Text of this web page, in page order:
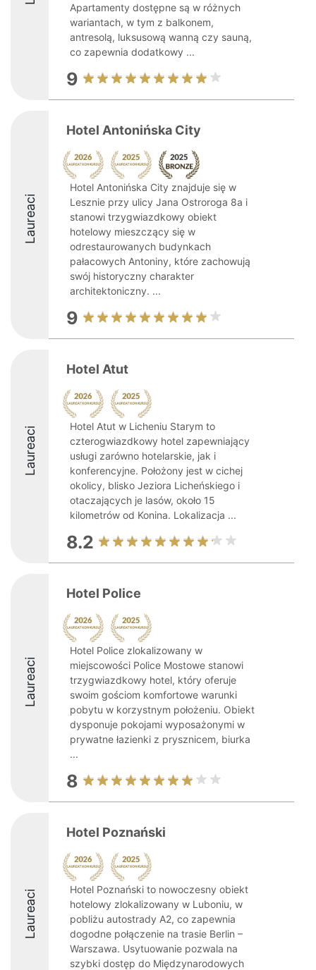
Apartamenty dostępne są w różnych
wariantach, w tym z balkonem,
antresolą, luksusową wanną czy sauną,
co zapewnia dodatkowy ...
9
Laureaci
Hotel Antonińska City
Hotel Antonińska City znajduje się w
Lesznie przy ulicy Jana Ostroroga 8a i
stanowi trzygwiazdkowy obiekt
hotelowy mieszczący się w
odrestaurowanych budynkach
pałacowych Antoniny, które zachowują
swój historyczny charakter
architektoniczny. ...
9
Laureaci
Hotel Atut
Hotel Atut w Licheniu Starym to
czterogwiazdkowy hotel zapewniający
usługi zarówno hotelarskie, jak i
konferencyjne. Położony jest w cichej
okolicy, blisko Jeziora Licheńskiego i
otaczających je lasów, około 15
kilometrów od Konina. Lokalizacja ...
8.2
Laureaci
Hotel Police
Hotel Police zlokalizowany w
miejscowości Police Mostowe stanowi
trzygwiazdkowy hotel, który oferuje
swoim gościom komfortowe warunki
pobytu w korzystnym położeniu. Obiekt
dysponuje pokojami wyposażonymi w
prywatne łazienki z prysznicem, biurka
...
8
Laureaci
Hotel Poznański
Hotel Poznański to nowoczesny obiekt
hotelowy zlokalizowany w Luboniu, w
pobliżu autostrady A2, co zapewnia
dogodne połączenie na trasie Berlin –
Warszawa. Usytuowanie pozwala na
szybki dostęp do Międzynarodowych